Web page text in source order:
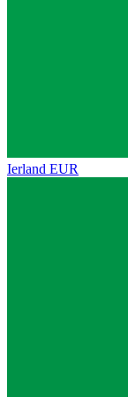
Ierland EUR